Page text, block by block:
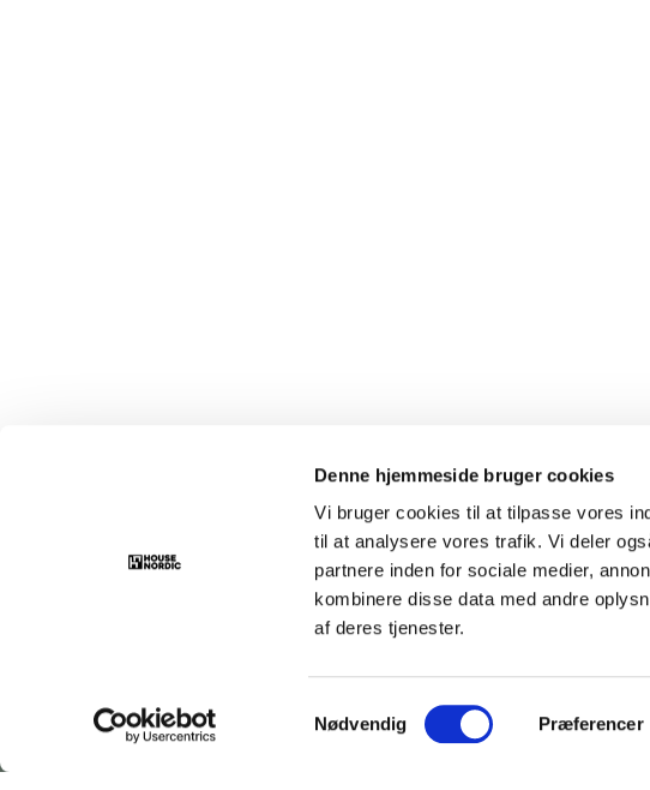
Denne hjemmeside bruger cookies
Vi bruger cookies til at tilpasse vores
til at analysere vores trafik. Vi deler
partnere inden for sociale medier,
kombinere disse data med andre
af deres tjenester.
Samtykkevalg
Nødvendig Præferencer
Rebslagervej 6